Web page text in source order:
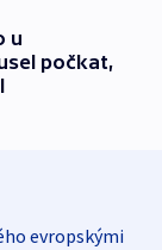
u
počkat,
evropskými